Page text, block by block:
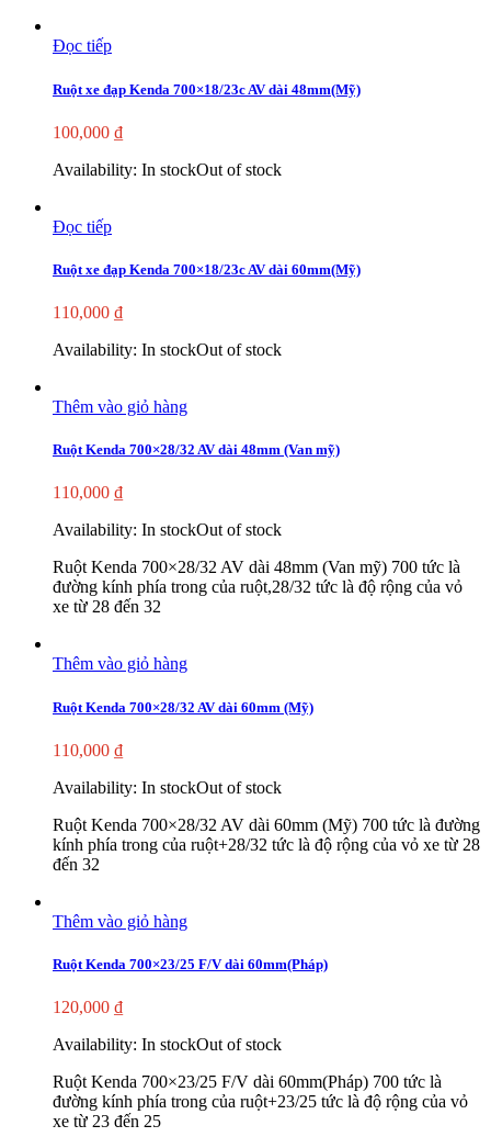
Đọc tiếp
Ruột xe đạp Kenda 700×18/23c AV dài 48mm(Mỹ)
100,000 ₫
Availability: In stockOut of stock
Đọc tiếp
Ruột xe đạp Kenda 700×18/23c AV dài 60mm(Mỹ)
110,000 ₫
Availability: In stockOut of stock
Thêm vào giỏ hàng
Ruột Kenda 700×28/32 AV dài 48mm (Van mỹ)
110,000 ₫
Availability: In stockOut of stock
Ruột Kenda 700×28/32 AV dài 48mm (Van mỹ) 700 tức là
đường kính phía trong của ruột,28/32 tức là độ rộng của vỏ
xe từ 28 đến 32
Thêm vào giỏ hàng
Ruột Kenda 700×28/32 AV dài 60mm (Mỹ)
110,000 ₫
Availability: In stockOut of stock
Ruột Kenda 700×28/32 AV dài 60mm (Mỹ) 700 tức là đường
kính phía trong của ruột+28/32 tức là độ rộng của vỏ xe từ 28
đến 32
Thêm vào giỏ hàng
Ruột Kenda 700×23/25 F/V dài 60mm(Pháp)
120,000 ₫
Availability: In stockOut of stock
Ruột Kenda 700×23/25 F/V dài 60mm(Pháp) 700 tức là
đường kính phía trong của ruột+23/25 tức là độ rộng của vỏ
xe từ 23 đến 25